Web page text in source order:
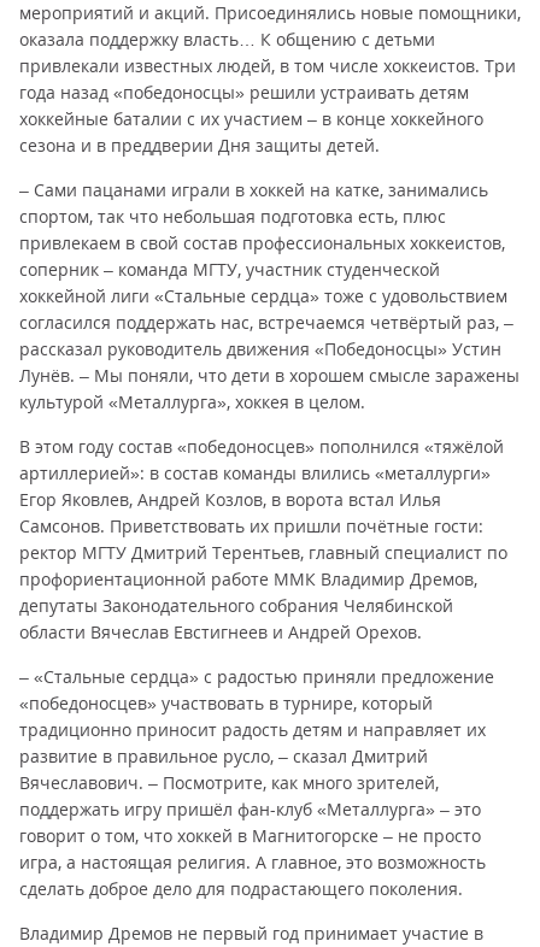
мероприятий и акций. Присоединялись новые помощники,
оказала поддержку власть… К общению с детьми
привлекали известных людей, в том числе хоккеистов. Три
года назад «победоносцы» решили устраивать детям
хоккейные баталии с их участием – в конце хоккейного
сезона и в преддверии Дня защиты детей.
– Сами пацанами играли в хоккей на катке, занимались
спортом, так что небольшая подготовка есть, плюс
привлекаем в свой состав профессиональных хоккеистов,
соперник – команда МГТУ, участник студенческой
хоккейной лиги «Стальные сердца» тоже с удовольствием
согласился поддержать нас, встречаемся четвёртый раз, –
рассказал руководитель движения «Победоносцы» Устин
Лунёв. – Мы поняли, что дети в хорошем смысле заражены
культурой «Металлурга», хоккея в целом.
В этом году состав «победоносцев» пополнился «тяжёлой
артиллерией»: в состав команды влились «металлурги»
Егор Яковлев, Андрей Козлов, в ворота встал Илья
Самсонов. Приветствовать их пришли почётные гости:
ректор МГТУ Дмитрий Терентьев, главный специалист по
профориентационной работе ММК Владимир Дремов,
депутаты Законодательного собрания Челябинской
области Вячеслав Евстигнеев и Андрей Орехов.
– «Стальные сердца» с радостью приняли предложение
«победоносцев» участвовать в турнире, который
традиционно приносит радость детям и направляет их
развитие в правильное русло, – сказал Дмитрий
Вячеславович. – Посмотрите, как много зрителей,
поддержать игру пришёл фан-клуб «Металлурга» – это
говорит о том, что хоккей в Магнитогорске – не просто
игра, а настоящая религия. А главное, это возможность
сделать доброе дело для подрастающего поколения.
Владимир Дремов не первый год принимает участие в